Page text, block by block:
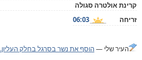
קרינת אולטרה סגולה
זריחה
06:03
העיר שלי —הוסף את נשר בסרגל בחלק העליון.